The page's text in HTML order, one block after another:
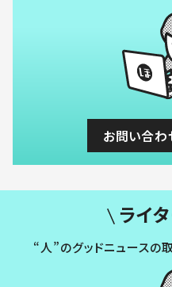
お問い合
ライ
“人”のグッドニュースの